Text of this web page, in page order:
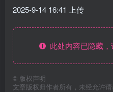
2025-9-14 16:41 上传
此处内容已隐藏，
© 版权声明
文章版权归作者所有，未经允许请